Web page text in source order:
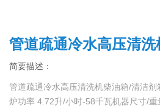
管道疏通冷水高压清洗
简要描述：
管道疏通冷水高压清洗机柴油箱/清洁
炉功率 4.72升/小时-58千瓦机器尺寸/